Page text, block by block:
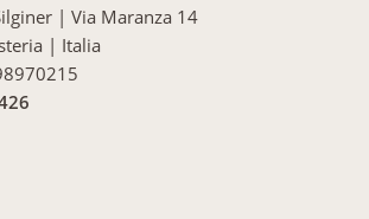
| Via Maranza 14
| Italia